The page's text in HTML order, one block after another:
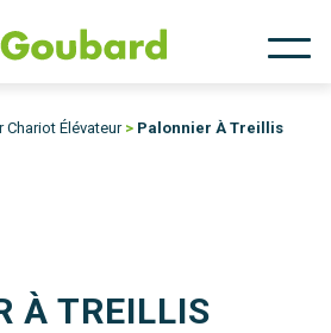
Élévateur> Palonnier À Treillis
À TREILLIS